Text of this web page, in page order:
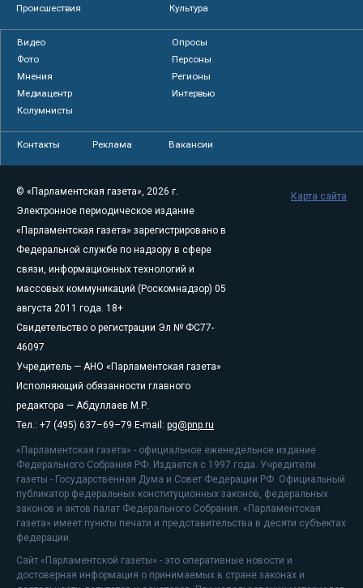
Происшествия
Культура
Видео
Опросы
Фото
Персоны
Мнения
Регионы
Медиацентр
Интервью
Колумнисты
Контакты Реклама Вакансии
© «Парламентская газета», 2026 г.
Электронное периодическое издание
«Парламентская газета» зарегистрировано в
Федеральной службе по надзору в сфере
связи, информационных технологий и
массовых коммуникаций (Роскомнадзор) 05
августа 2011 года. 18+
Свидетельство о регистрации Эл № ФС77-
46097
Учредитель — АНО «Парламентская газета»
Исполняющий обязанности главного
редактора — Абдуллаев М.Р.
Тел.: +7 (495) 637–69–79 E-mail: pg@pnp.ru
«Парламентская газета» - официальное еженедельное издание
Федерального Собрания РФ. Издается с 1997 года. Учредители
газеты - Государственная Дума и Совет Федерации РФ. Официальный
публикатор федеральных конституционных законов, федеральных
законов и актов палат Федерального Собрания. «Парламентская
газета» имеет пункты печати и представительства в десяти субъектах
федерации.
Сайт «Парламентской газеты» - это оперативные новости и
достоверная информация о принимаемых в стране законах и
Карта сайта